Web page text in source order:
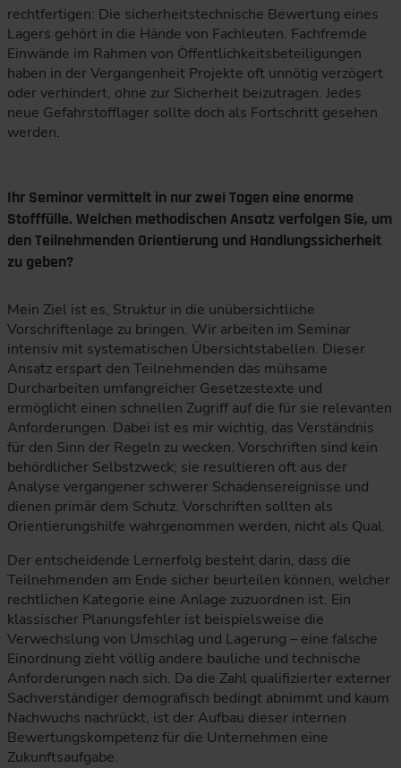
rechtfertigen: Die sicherheitstechnische Bewertung eines
Lagers gehört in die Hände von Fachleuten. Fachfremde
Einwände im Rahmen von Öffentlichkeitsbeteiligungen
haben in der Vergangenheit Projekte oft unnötig verzögert
oder verhindert, ohne zur Sicherheit beizutragen. Jedes
neue Gefahrstofflager sollte doch als Fortschritt gesehen
werden.
Ihr Seminar vermittelt in nur zwei Tagen eine enorme
Stofffülle. Welchen methodischen Ansatz verfolgen Sie, um
den Teilnehmenden Orientierung und Handlungssicherheit
zu geben?
Mein Ziel ist es, Struktur in die unübersichtliche
Vorschriftenlage zu bringen. Wir arbeiten im Seminar
intensiv mit systematischen Übersichtstabellen. Dieser
Ansatz erspart den Teilnehmenden das mühsame
Durcharbeiten umfangreicher Gesetzestexte und
ermöglicht einen schnellen Zugriff auf die für sie relevanten
Anforderungen. Dabei ist es mir wichtig, das Verständnis
für den Sinn der Regeln zu wecken. Vorschriften sind kein
behördlicher Selbstzweck; sie resultieren oft aus der
Analyse vergangener schwerer Schadensereignisse und
dienen primär dem Schutz. Vorschriften sollten als
Orientierungshilfe wahrgenommen werden, nicht als Qual.
Der entscheidende Lernerfolg besteht darin, dass die
Teilnehmenden am Ende sicher beurteilen können, welcher
rechtlichen Kategorie eine Anlage zuzuordnen ist. Ein
klassischer Planungsfehler ist beispielsweise die
Verwechslung von Umschlag und Lagerung – eine falsche
Einordnung zieht völlig andere bauliche und technische
Anforderungen nach sich. Da die Zahl qualifizierter externer
Sachverständiger demografisch bedingt abnimmt und kaum
Nachwuchs nachrückt, ist der Aufbau dieser internen
Bewertungskompetenz für die Unternehmen eine
Zukunftsaufgabe.